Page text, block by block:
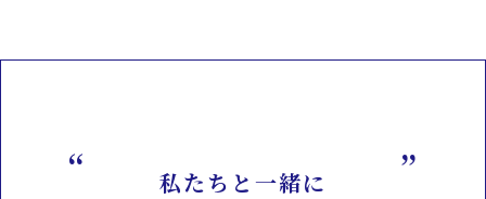
私たちと一緒に